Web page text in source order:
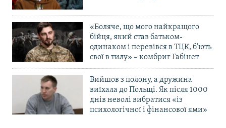
«Боляче, що мого найкращого
бійця, який став батьком-
одинаком і перевівся в ТЦК, б’ють
свої в тилу» – комбриг Габінет
Вийшов з полону, а дружина
виїхала до Польщі. Як після 1000
днів неволі вибратися «із
психологічної і фінансової ями»